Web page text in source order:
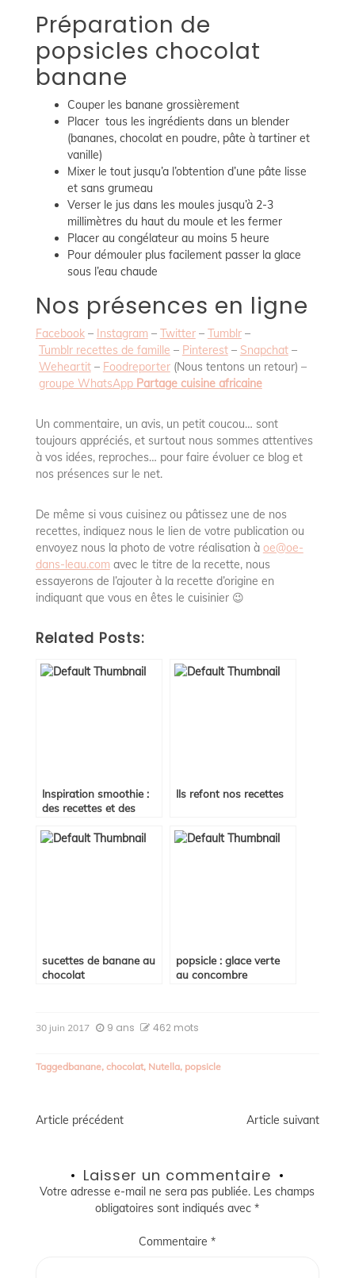
Préparation de
popsicles chocolat
banane
Couper les banane grossièrement
Placer tous les ingrédients dans un blender
(bananes, chocolat en poudre, pâte à tartiner et
vanille)
Mixer le tout jusqu’a l’obtention d’une pâte lisse
et sans grumeau
Verser le jus dans les moules jusqu’à 2-3
millimètres du haut du moule et les fermer
Placer au congélateur au moins 5 heure
Pour démouler plus facilement passer la glace
sous l’eau chaude
Nos présences en ligne
Facebook– Instagram – Twitter– Tumblr–
Tumblr recettes de famille – Pinterest– Snapchat–
Weheartit– Foodreporter(Nous tentons un retour) –
groupe WhatsApp Partage cuisine africaine
Un commentaire, un avis, un petit coucou… sont
toujours appréciés, et surtout nous sommes attentives
à vos idées, reproches… pour faire évoluer ce blog et
nos présences sur le net.
De même si vous cuisinez ou pâtissez une de nos
recettes, indiquez nous le lien de votre publication ou
envoyez nous la photo de votre réalisation à oe@oe-
dans-leau.com avec le titre de la recette, nous
essayerons de l’ajouter à la recette d’origine en
indiquant que vous en êtes le cuisinier 😉
Related Posts:
Inspiration smoothie :
des recettes et des
Ils refont nos recettes
sucettes de banane au
chocolat
popsicle : glace verte
au concombre
30 juin 2017 9 ans 462 mots
Taggedbanane, chocolat, Nutella, popsicle
Navigation
l’article
Article précédent Article suivant
Laisser un commentaire
Votre adresse e-mail ne sera pas publiée. Les champs
obligatoires sont indiqués avec*
Commentaire*